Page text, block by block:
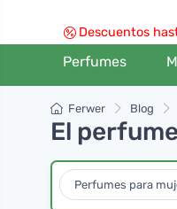
Descuentos
Perfumes
Ferwer Blog
El
Perfumes para